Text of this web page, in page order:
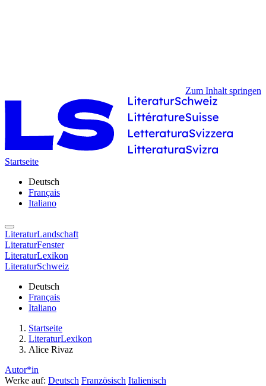
Zum Inhalt springen
Startseite
Deutsch
Français
Italiano
LiteraturLandschaft
LiteraturFenster
LiteraturLexikon
LiteraturSchweiz
Deutsch
Français
Italiano
Startseite
LiteraturLexikon
Alice Rivaz
Autor*in
Werke auf: Deutsch Französisch Italienisch